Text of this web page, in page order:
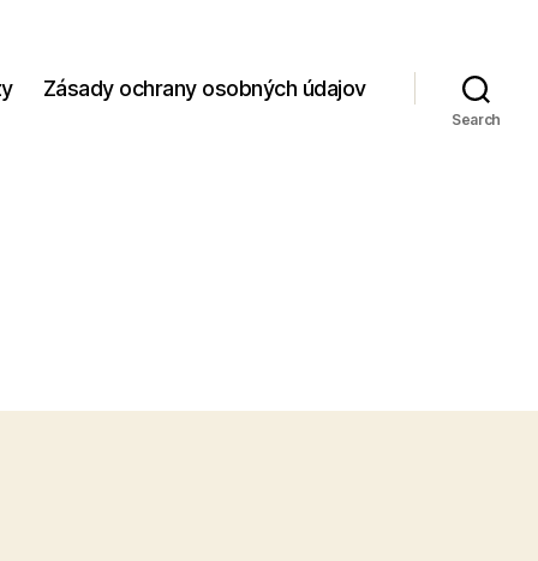
Zásady ochrany osobných údajov
Search